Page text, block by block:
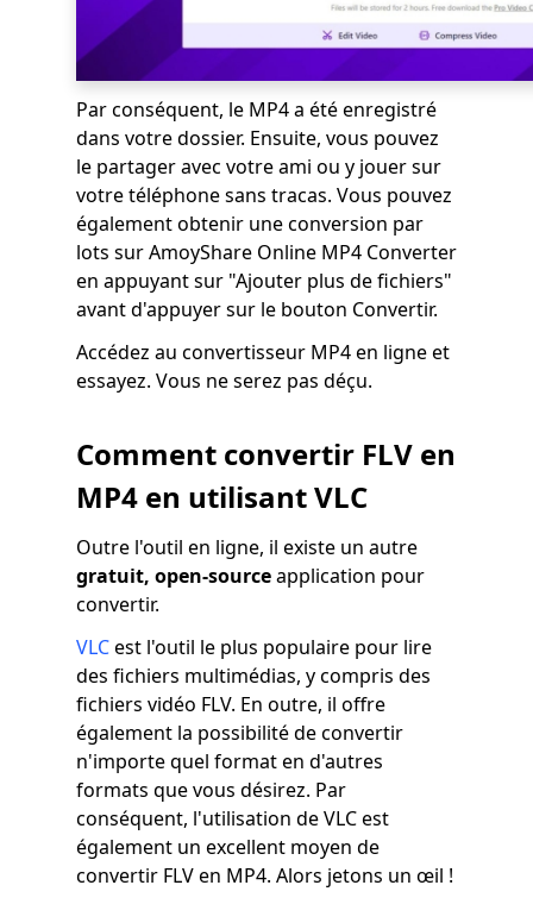
Par conséquent, le MP4 a été enregistré
dans votre dossier. Ensuite, vous pouvez
le partager avec votre ami ou y jouer sur
votre téléphone sans tracas. Vous pouvez
également obtenir une conversion par
lots sur AmoyShare Online MP4 Converter
en appuyant sur "Ajouter plus de fichiers"
avant d'appuyer sur le bouton Convertir.
Accédez au convertisseur MP4 en ligne et
essayez. Vous ne serez pas déçu.
Comment convertir FLV en
MP4 en utilisant VLC
Outre l'outil en ligne, il existe un autre
gratuit, open-sourceapplication pour
convertir.
VLCest l'outil le plus populaire pour lire
des fichiers multimédias, y compris des
fichiers vidéo FLV. En outre, il offre
également la possibilité de convertir
n'importe quel format en d'autres
formats que vous désirez. Par
conséquent, l'utilisation de VLC est
également un excellent moyen de
convertir FLV en MP4. Alors jetons un œil !